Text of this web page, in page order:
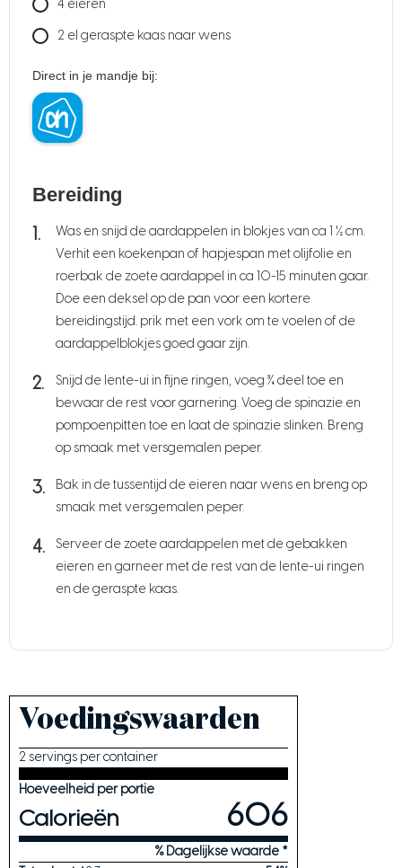
4 eieren
2 el geraspte kaas naar wens
Direct in je mandje bij:
Bereiding
Was en snijd de aardappelen in blokjes van ca 1 ½ cm.
Verhit een koekenpan of hapjespan met olijfolie en
roerbak de zoete aardappel in ca 10-15 minuten gaar.
Doe een deksel op de pan voor een kortere
bereidingstijd. prik met een vork om te voelen of de
aardappelblokjes goed gaar zijn.
Snijd de lente-ui in fijne ringen, voeg ¾ deel toe en
bewaar de rest voor garnering. Voeg de spinazie en
pompoenpitten toe en laat de spinazie slinken. Breng
op smaak met versgemalen peper.
Bak in de tussentijd de eieren naar wens en breng op
smaak met versgemalen peper.
Serveer de zoete aardappelen met de gebakken
eieren en garneer met de rest van de lente-ui ringen
en de geraspte kaas.
Voedingswaarden
2 servings per container
Hoeveelheid per portie
Calorieën 606
% Dagelijkse waarde *